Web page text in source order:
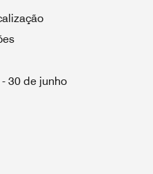
- 30 de junho